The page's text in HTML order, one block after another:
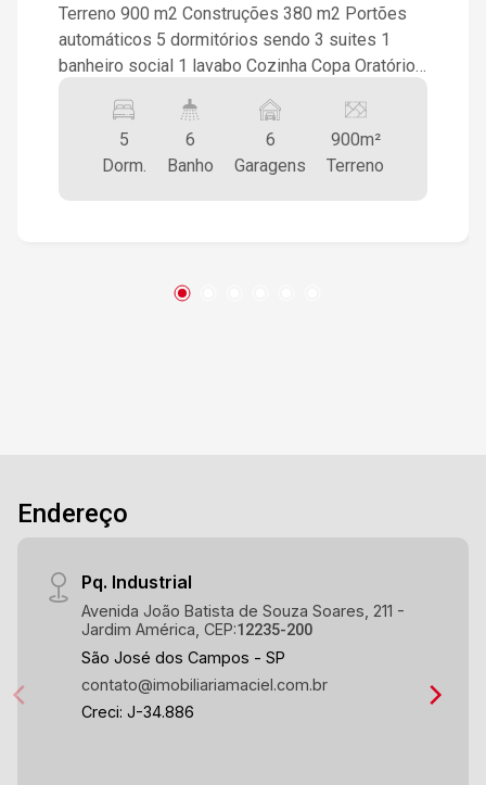
Terreno 900 m2 Construções 380 m2 Portões
automáticos 5 dormitórios sendo 3 suites 1
banheiro social 1 lavabo Cozinha Copa Oratório
fogão a lenha, forno de pizza) Banheiro externo
Lavanderia Dispensa Pomar Escritorio 3 jardins
Garagem para 06 carros
5
Dorm.
6
Banho
6
Garagens
900m²
Terreno
Endereço
Pq. Industrial
Avenida João Batista de Souza Soares, 211 -
Jardim América, CEP:12235-200
São José dos Campos - SP
contato@imobiliariamaciel.com.br
Creci: J-34.886